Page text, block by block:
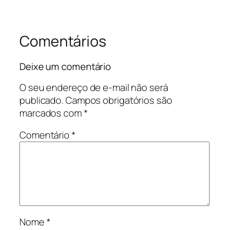
Comentários
Deixe um comentário
O seu endereço de e-mail não será
publicado.Campos obrigatórios são
marcados com*
Comentário*
Nome*